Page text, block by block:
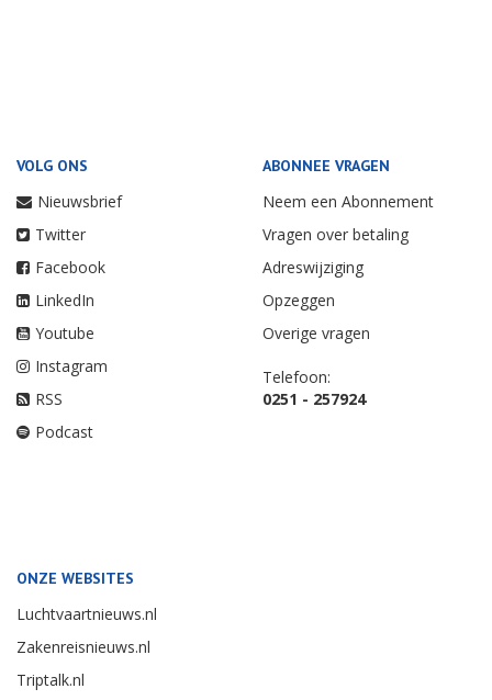
VOLG ONS
Nieuwsbrief
Twitter
Facebook
LinkedIn
Youtube
Instagram
RSS
Podcast
ABONNEE VRAGEN
Neem een Abonnement
Vragen over betaling
Adreswijziging
Opzeggen
Overige vragen
Telefoon:
0251 - 257924
ONZE WEBSITES
Luchtvaartnieuws.nl
Zakenreisnieuws.nl
Triptalk.nl